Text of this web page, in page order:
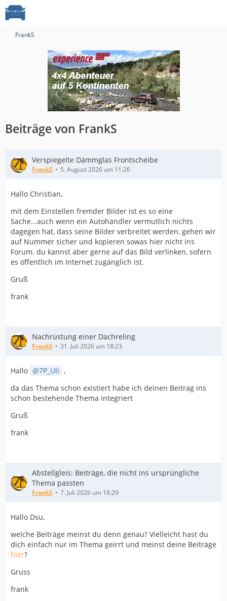
FrankS
Beiträge von FrankS
Verspiegelte Dämmglas Frontscheibe
FrankS 5. August 2026 um 11:26
Hallo Christian,
mit dem Einstellen fremder Bilder ist es so eine
Sache...auch wenn ein Autohändler vermutlich nichts
dagegen hat, dass seine Bilder verbreitet werden, gehen wir
auf Nummer sicher und kopieren sowas hier nicht ins
Forum. du kannst aber gerne auf das Bild verlinken, sofern
es öffentlich im Internet zugänglich ist.
Gruß
frank
Nachrüstung einer Dachreling
FrankS 31. Juli 2026 um 18:23
Hallo 7P_Uli ,
da das Thema schon existiert habe ich deinen Beitrag ins
schon bestehende Thema integriert
Gruß
frank
Abstellgleis: Beiträge, die nicht ins ursprüngliche
Thema passten
FrankS 7. Juli 2026 um 18:29
Hallo Dsu,
welche Beiträge meinst du denn genau? Vielleicht hast du
dich einfach nur im Thema geirrt und meinst deine Beiträge
hier?
Gruss
frank